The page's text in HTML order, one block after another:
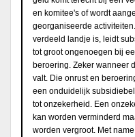
en komitee's of wordt
georganiseerde
verdeeld landje is, leidt
tot groot ongenoegen bij
beroering. Zeker wanneer
valt. Die onrust en
een onduidelijk
tot onzekerheid. Een
kan worden verminderd
worden vergroot. Met